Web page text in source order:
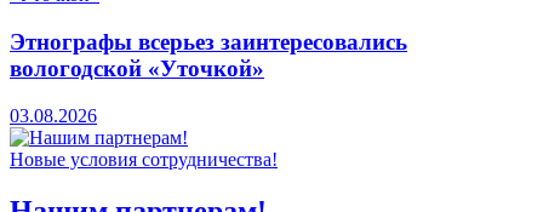
Этнографы всерьез заинтересовались
вологодской «Уточкой»
03.08.2026
Новые условия сотрудничества!